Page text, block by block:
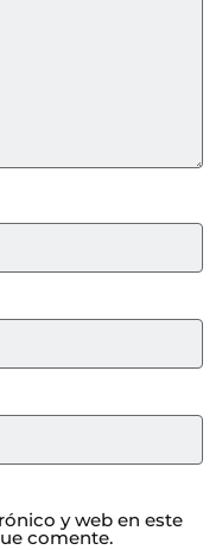
y web en este
comente.